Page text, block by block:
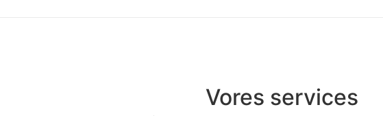
Vores services